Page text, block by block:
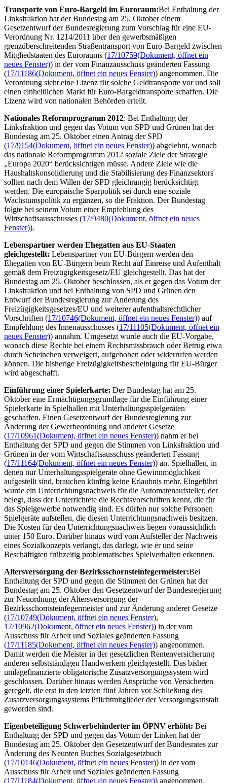
Transporte von Euro-Bargeld im Euroraum:Bei Enthaltung der
Linksfraktion hat der Bundestag am 25. Oktober einem
Gesetzentwurf der Bundesregierung zum Vorschlag für eine EU-
Verordnung Nr. 1214/2011 über den gewerbsmäßigen
grenzüberschreitenden Straßentransport von Euro-Bargeld zwischen
Mitgliedstaaten des Euroraums (17/10759(Dokument, öffnet ein
neues Fenster)) in der vom Finanzausschuss geänderten Fassung
(17/11186(Dokument, öffnet ein neues Fenster)) angenommen. Die
Verordnung sieht eine Lizenz für solche Geldtransporte vor und soll
einen einheitlichen Markt für Euro-Bargeldtransporte schaffen. Die
Lizenz wird von nationalen Behörden erteilt.
Nationales Reformprogramm 2012: Bei Enthaltung der
Linksfraktion und gegen das Votum von SPD und Grünen hat der
Bundestag am 25. Oktober einen Antrag der SPD
(17/9154(Dokument, öffnet ein neues Fenster)) abgelehnt, wonach
das nationale Reformprogramm 2012 soziale Ziele der Strategie
„Europa 2020“ berücksichtigen müsse. Andere Ziele wie die
Haushaltskonsolidierung und die Stabilisierung des Finanzsektors
sollten nach dem Willen der SPD gleichrangig berücksichtigt
werden. Die europäische Sparpolitik sei durch eine soziale
Wachstumspolitik zu ergänzen, so die Fraktion. Der Bundestag
folgte bei seinem Votum einer Empfehlung des
Wirtschaftsausschusses (17/9480(Dokument, öffnet ein neues
Fenster)).
Lebenspartner werden Ehegatten aus EU-Staaten
gleichgestellt: Lebenspartner von EU-Bürgern werden den
Ehegatten von EU-Bürgern beim Recht auf Einreise und Aufenthalt
gemäß dem Freizügigkeitsgesetz/EU gleichgestellt. Das hat der
Bundestag am 25. Oktober beschlossen, als er gegen das Votum der
Linksfraktion und bei Enthaltung von SPD und Grünen den
Entwurf der Bundesregierung zur Änderung des
Freizügigkeitsgesetzes/EU und weiterer aufenthaltsrechtlicher
Vorschriften (17/10746(Dokument, öffnet ein neues Fenster)) auf
Empfehlung des Innenausschusses (17/11105(Dokument, öffnet ein
neues Fenster)) annahm. Umgesetzt wurde auch die EU-Vorgabe,
wonach diese Rechte bei einem Rechtsmissbrauch oder Betrug etwa
durch Scheinehen verweigert, aufgehoben oder widerrufen werden
können. Die bisherige Freizügigkeitsbescheinigung für EU-Bürger
wird abgeschafft.
Einführung einer Spielerkarte: Der Bundestag hat am 25.
Oktober eine Ermächtigungsgrundlage für die Einführung einer
Spielerkarte in Spielhallen mit Unterhaltungsspielgeräten
geschaffen. Einen Gesetzentwurf der Bundesregierung zur
Änderung der Gewerbeordnung und anderer Gesetze
(17/10961(Dokument, öffnet ein neues Fenster)) nahm er bei
Enthaltung der SPD und gegen die Stimmen von Linksfraktion und
Grünen in der vom Wirtschaftsausschuss geänderten Fassung
(17/11164(Dokument, öffnet ein neues Fenster)) an. Spielhallen, in
denen nur Unterhaltungsspielgeräte ohne Gewinnmöglichkeit
aufgestellt sind, brauchen künftig keine Erlaubnis mehr. Eingeführt
wurde ein Unterrichtungsnachweis für die Automatenaufsteller, der
belegt, dass der Unterrichtete die Rechtsvorschriften kennt, die für
das Spielgewerbe notwendig sind. Es dürfen nur solche Personen
Spielgeräte aufstellen, die diesen Unterrichtungsnachweis besitzen.
Die Kosten für den Unterrichtungsnachweis liegen voraussichtlich
unter 150 Euro. Darüber hinaus wird vom Aufsteller der Nachweis
eines Sozialkonzepts verlangt, das darlegt, wie er und seine
Beschäftigten frühzeitig problematisches Spielverhalten erkennen.
Altersversorgung der Bezirksschornsteinfegermeister:Bei
Enthaltung der SPD und gegen die Stimmen der Grünen hat der
Bundestag am 25. Oktober den Gesetzentwurf der Bundesregierung
zur Neuordnung der Altersversorgung der
Bezirksschornsteinfegermeister und zur Änderung anderer Gesetze
(17/10749(Dokument, öffnet ein neues Fenster),
17/10962(Dokument, öffnet ein neues Fenster)) in der vom
Ausschuss für Arbeit und Soziales geänderten Fassung
(17/11185(Dokument, öffnet ein neues Fenster)) angenommen.
Damit werden die Meister in der gesetzlichen Rentenversicherung
anderen selbstständigen Handwerkern gleichgestellt. Das bisher
umlagefinanzierte obligatorische Zusatzversorgungssystem wird
geschlossen. Darüber hinaus werden Ansprüche von Versicherten
geregelt, die erst in den letzten fünf Jahren vor Schließung des
Zusatzversorgungssystems Pflichtmitglieder der Versorgungsanstalt
geworden sind.
Eigenbeteiligung Schwerbehinderter im ÖPNV erhöht: Bei
Enthaltung der SPD und gegen das Votum der Linken hat der
Bundestag am 25. Oktober den Gesetzentwurf der Bundesrates zur
Änderung des Neunten Buches Sozialgesetzbuch
(17/10146(Dokument, öffnet ein neues Fenster)) in der vom
Ausschuss für Arbeit und Soziales geänderten Fassung
(17/11184(Dokument, öffnet ein neues Fenster)) angenommen.